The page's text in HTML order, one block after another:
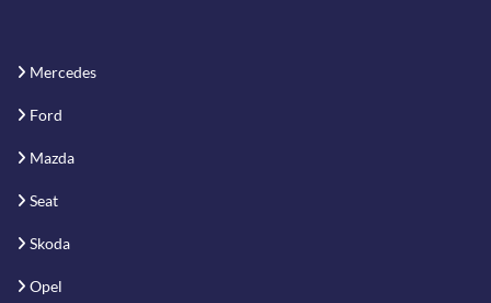
Mercedes
Ford
Mazda
Seat
Skoda
Opel